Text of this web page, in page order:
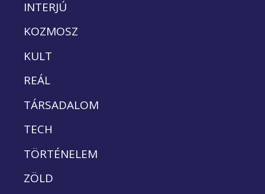
INTERJÚ
KOZMOSZ
KULT
REÁL
TÁRSADALOM
TECH
TÖRTÉNELEM
ZÖLD